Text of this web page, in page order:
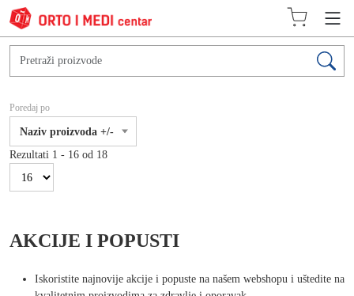
Poredaj po
Naziv proizvoda +/-
Rezultati 1 - 16 od 18
AKCIJE I POPUSTI
Iskoristite najnovije akcije i popuste na našem webshopu i uštedite na